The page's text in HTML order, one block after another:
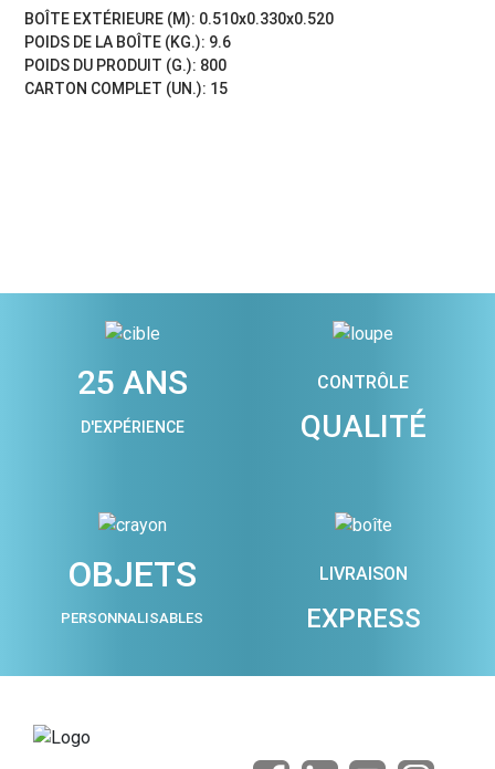
BOÎTE EXTÉRIEURE (M): 0.510x0.330x0.520
POIDS DE LA BOÎTE (KG.): 9.6
POIDS DU PRODUIT (G.): 800
CARTON COMPLET (UN.): 15
25 ANS
D'EXPÉRIENCE
CONTRÔLE
QUALITÉ
OBJETS
PERSONNALISABLES
LIVRAISON
EXPRESS